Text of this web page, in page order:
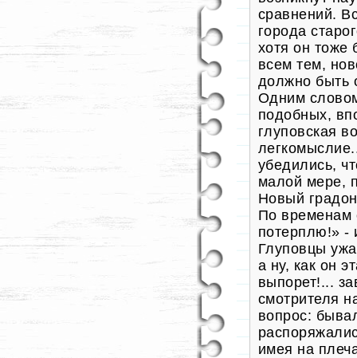
сравнений.
города
хотя он тоже
всем тем,
должно быть
Одним
подобных,
глуповская
убедились,
малой мере,
Новый
По временам
потерплю!» -
Глуповцы
а ну, как он
выпорет!...
смотрителя
вопрос:
имея на